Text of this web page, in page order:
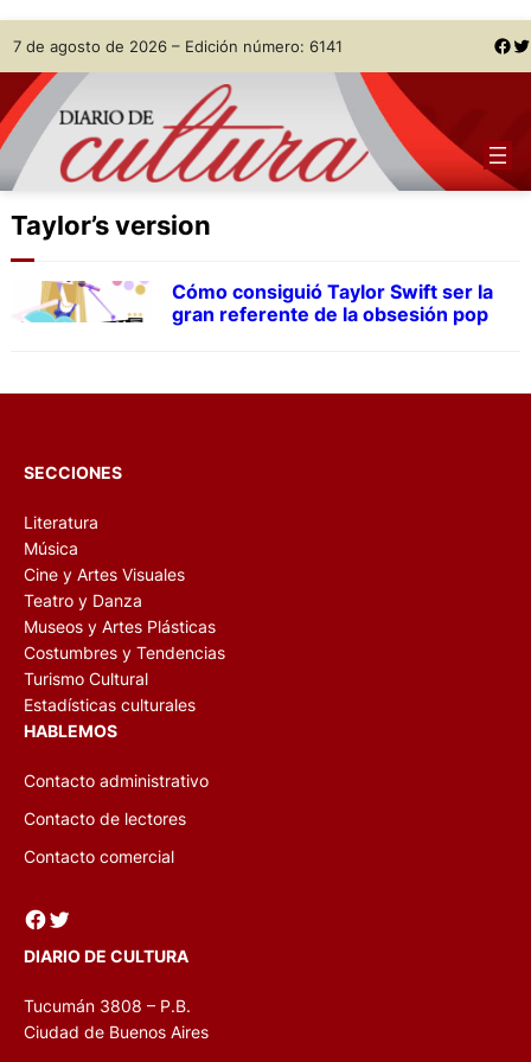
Skip
to
content
7 de agosto de 2026 – Edición número: 6141 Facebook Twitter
Taylor’s version
Cómo consiguió Taylor Swift ser la
gran referente de la obsesión pop
SECCIONES
Literatura
Música
Cine y Artes Visuales
Teatro y Danza
Museos y Artes Plásticas
Costumbres y Tendencias
Turismo Cultural
Estadísticas culturales
HABLEMOS
Contacto administrativo
Contacto de lectores
Contacto comercial
Facebook Twitter
DIARIO DE CULTURA
Tucumán 3808 – P.B.
Ciudad de Buenos Aires